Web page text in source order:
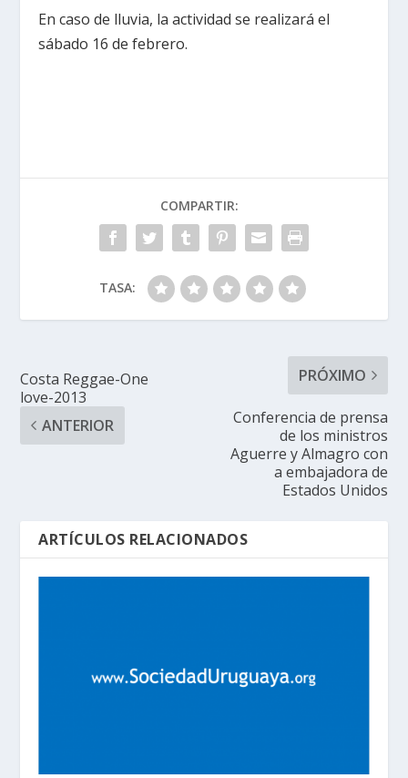
En caso de lluvia, la actividad se realizará el
sábado 16 de febrero.
COMPARTIR:
TASA:
Costa Reggae-One
love-2013
ANTERIOR
PRÓXIMO
Conferencia de prensa
de los ministros
Aguerre y Almagro con
a embajadora de
Estados Unidos
ARTÍCULOS RELACIONADOS